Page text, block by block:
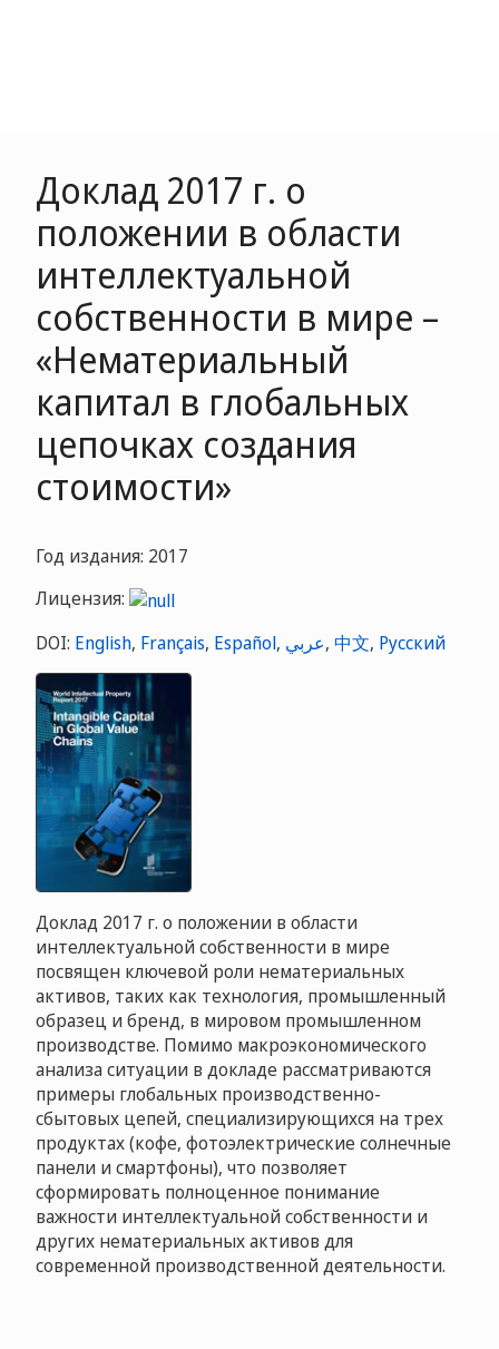
Доклад 2017 г. о
положении в области
интеллектуальной
собственности в мире –
«Нематериальный
капитал в глобальных
цепочках создания
стоимости»
Год издания: 2017
Лицензия:
DOI: English, Français, Español, عربي, 中文, Русский
Доклад 2017 г. о положении в области
интеллектуальной собственности в мире
посвящен ключевой роли нематериальных
активов, таких как технология, промышленный
образец и бренд, в мировом промышленном
производстве. Помимо макроэкономического
анализа ситуации в докладе рассматриваются
примеры глобальных производственно-
сбытовых цепей, специализирующихся на трех
продуктах (кофе, фотоэлектрические солнечные
панели и смартфоны), что позволяет
сформировать полноценное понимание
важности интеллектуальной собственности и
других нематериальных активов для
современной производственной деятельности.